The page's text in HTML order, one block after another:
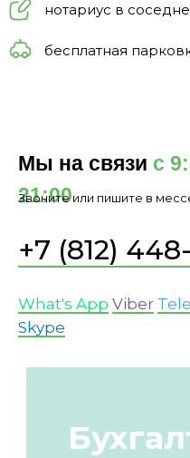
нотариус в
бесплатная
Мы на связи с
21:00
What's App Viber
Skype
Звоните или пишите в
+7 (812)